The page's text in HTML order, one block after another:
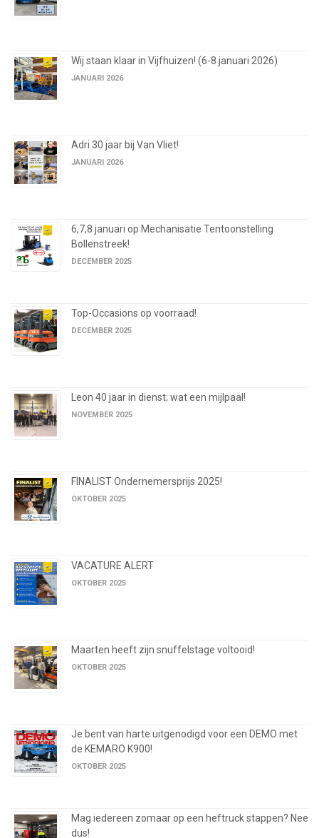
Wij staan klaar in Vijfhuizen! (6-8 januari 2026)
JANUARI 2026
Adri 30 jaar bij Van Vliet!
JANUARI 2026
6,7,8 januari op Mechanisatie Tentoonstelling
Bollenstreek!
DECEMBER 2025
Top-Occasions op voorraad!
DECEMBER 2025
Leon 40 jaar in dienst; wat een mijlpaal!
NOVEMBER 2025
FINALIST Ondernemersprijs 2025!
OKTOBER 2025
VACATURE ALERT
OKTOBER 2025
Maarten heeft zijn snuffelstage voltooid!
OKTOBER 2025
Je bent van harte uitgenodigd voor een DEMO met
de KEMARO K900!
OKTOBER 2025
Mag iedereen zomaar op een heftruck stappen? Nee
dus!